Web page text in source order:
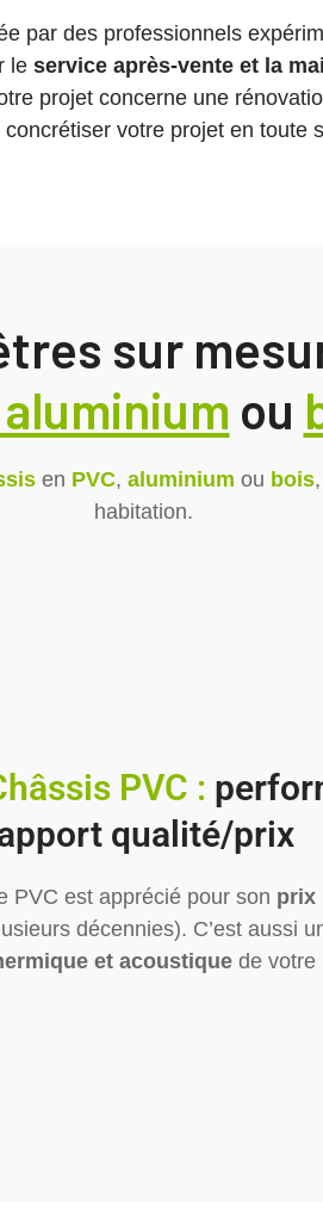
par des professionnels
le service après-vente et la
projet concerne une
votre projet en toute
sur
aluminium ou
en PVC, aluminium ou bois
habitation.
PVC :
qualité/prix
PVC est apprécié pour son prix
décennies). C’est aussi
et acoustique de votre